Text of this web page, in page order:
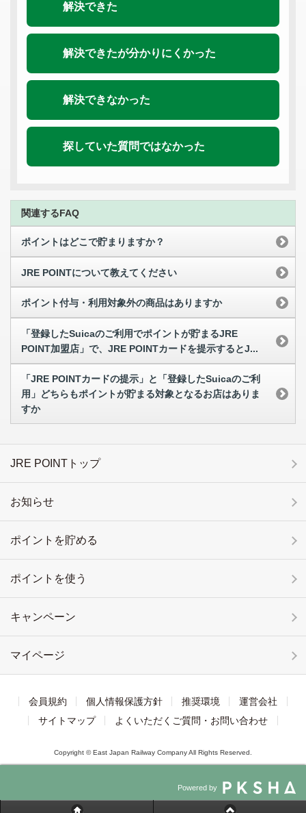
解決できた
解決できたが分かりにくかった
解決できなかった
探していた質問ではなかった
関連するFAQ
ポイントはどこで貯まりますか？
JRE POINTについて教えてください
ポイント付与・利用対象外の商品はありますか
「登録したSuicaのご利用でポイントが貯まるJRE
POINT加盟店」で、JRE POINTカードを提示するとJ...
「JRE POINTカードの提示」と「登録したSuicaのご利
用」どちらもポイントが貯まる対象となるお店はありま
すか
JRE POINTトップ
お知らせ
ポイントを貯める
ポイントを使う
キャンペーン
マイページ
会員規約 個人情報保護方針 推奨環境
運営会社
サイトマップ
よくいただくご質問・お問い合わせ
Copyright © East Japan Railway Company All Rights Reserved.
Powered by